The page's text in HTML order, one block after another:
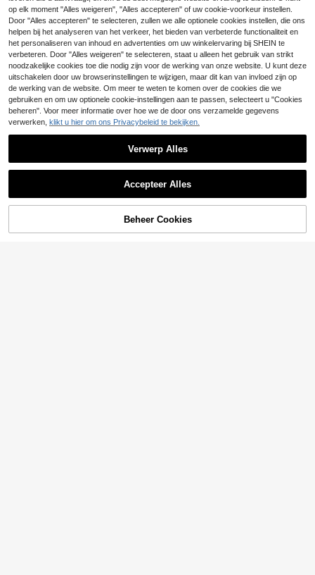
#Elegantie in platte schoenen
CUCCOO BIZCHIC Modieuze heme
lsblauwe muiltjes met witte rand, co
mfortabele platte schoenen voor da
mes, geschikt voor dagelijks gebrui
k, winkelen en werk.
23 .88€
elijk gebruik, vakantie & lente/zome
r, chic & elegant
18.75€ -2% 19.18€
Sorry, dit product is uitverkocht.
UITVERKOCHT
op elk moment "Alles weigeren", "Alles accepteren" of uw cookie-voorkeur instellen.
Door "Alles accepteren" te selecteren, zullen we alle optionele cookies instellen, die ons
helpen bij het analyseren van het verkeer, het bieden van verbeterde functionaliteit en
het personaliseren van inhoud en advertenties om uw winkelervaring bij SHEIN te
verbeteren. Door "Alles weigeren" te selecteren, staat u alleen het gebruik van strikt
noodzakelijke cookies toe die nodig zijn voor de werking van onze website. U kunt deze
uitschakelen door uw browserinstellingen te wijzigen, maar dit kan van invloed zijn op
de werking van de website. Om meer te weten te komen over de cookies die we
gebruiken en om uw optionele cookie-instellingen aan te passen, selecteert u "Cookies
beheren". Voor meer informatie over hoe we de door ons verzamelde gegevens
verwerken, klikt u hier om ons Privacybeleid te bekijken.
Verwerp Alles
Accepteer Alles
Beheer Cookies